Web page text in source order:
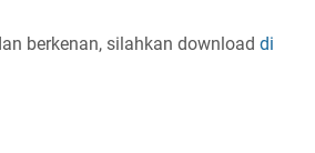
berkenan, silahkan download di